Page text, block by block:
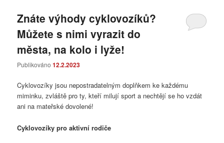
Znáte výhody cyklovozíků?
Můžete s nimi vyrazit do
města, na kolo i lyže!
Publikováno12.2.2023
Cyklovozíky jsou nepostradatelným doplňkem ke každému
miminku, zvláště pro ty, kteří milují sport a nechtějí se ho vzdát
ani na mateřské dovolené!
Cyklovozíky pro aktivní rodiče